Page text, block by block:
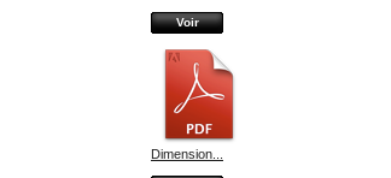
Voir
Dimension...